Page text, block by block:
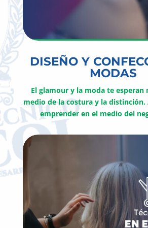
DISEÑO Y
MODAS
El glamour y la moda te esperan
medio de la costura y la distinción.
emprender en el medio del